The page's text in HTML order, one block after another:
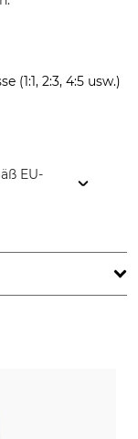
(1:1, 2:3, 4:5 usw.)
EU-